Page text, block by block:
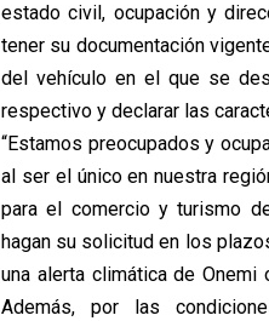
estado civil, ocupación y
tener su documentación
del vehículo en el que se
respectivo y declarar las
“Estamos preocupados y
al ser el único en nuestra
para el comercio y turismo
hagan su solicitud en los
una alerta climática de
Además, por las